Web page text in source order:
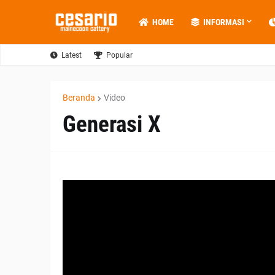
HOME INFORMASI
Latest Popular
Beranda Video
Generasi X